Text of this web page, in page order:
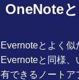
OneNote
Evernoteとよく似
Evernoteと同様
有できるノートア